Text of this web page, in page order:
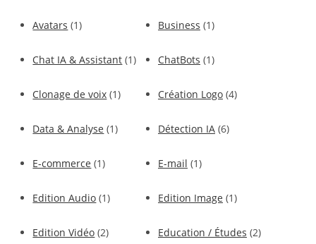
Avatars (1) Business (1)
Chat IA & Assistant (1) ChatBots (1)
Clonage de voix (1) Création Logo (4)
Data & Analyse (1) Détection IA (6)
E-commerce (1) E-mail (1)
Edition Audio (1) Edition Image (1)
Edition Vidéo (2) Education / Études (2)